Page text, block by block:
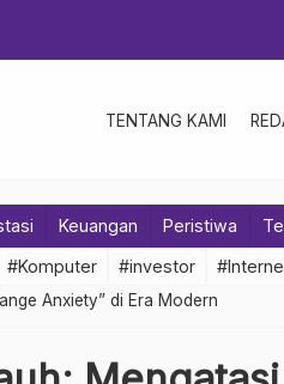
TENTANG KAMI
Keuangan Peristiwa
#Komputer #investor
Anxiety” di Era Modern